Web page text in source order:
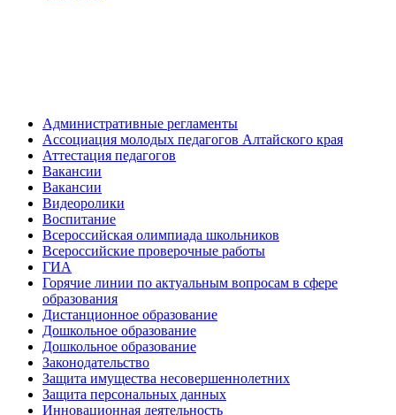
Административные регламенты
Ассоциация молодых педагогов Алтайского края
Аттестация педагогов
Вакансии
Вакансии
Видеоролики
Воспитание
Всероссийская олимпиада школьников
Всероссийские проверочные работы
ГИА
Горячие линии по актуальным вопросам в сфере
образования
Дистанционное образование
Дошкольное образование
Дошкольное образование
Законодательство
Защита имущества несовершеннолетних
Защита персональных данных
Инновационная деятельность